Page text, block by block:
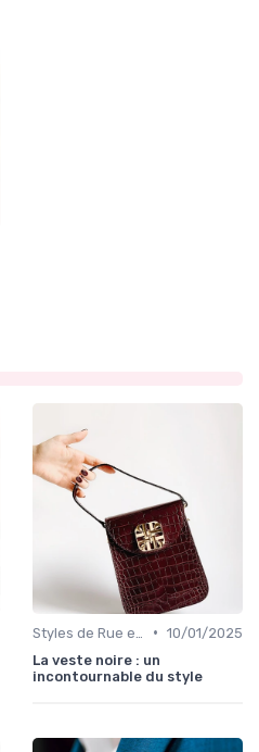
• 10/01/2025
La veste noire : un
incontournable du style